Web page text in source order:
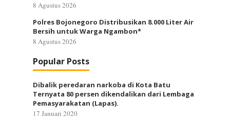
8 Agustus 2026
Polres Bojonegoro Distribusikan 8.000 Liter Air
Bersih untuk Warga Ngambon*
8 Agustus 2026
Popular Posts
Dibalik peredaran narkoba di Kota Batu
Ternyata 80 persen dikendalikan dari Lembaga
Pemasyarakatan (Lapas).
17 Januari 2020